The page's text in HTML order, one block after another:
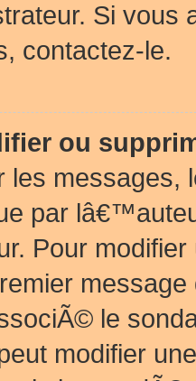
Si vous
contactez-le.
ou
les messages,
par
Pour
le
modifier